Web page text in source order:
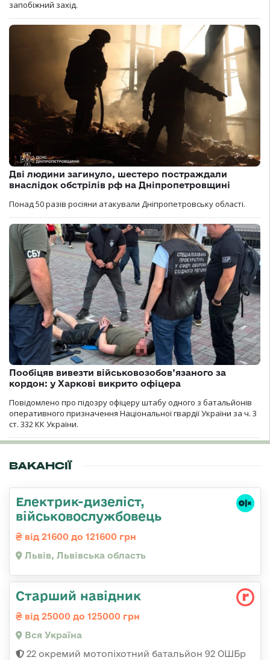
запобіжний захід.
Дві людини загинуло, шестеро постраждали
внаслідок обстрілів рф на Дніпропетровщині
Понад 50 разів росіяни атакували Дніпропетровську області.
Пообіцяв вивезти військовозобов’язаного за
кордон: у Харкові викрито офіцера
Повідомлено про підозру офіцеру штабу одного з батальйонів
оперативного призначення Національної гвардії України за ч. 3
ст. 332 КК України.
ВАКАНСІЇ
Електрик-дизеліст,
військовослужбовець
від 21600 до 121600 грн
Львів, Львівська область
Старший навідник
від 25000 до 125000 грн
Вся Україна
22 окремий мотопіхотний батальйон 92 ОШБр